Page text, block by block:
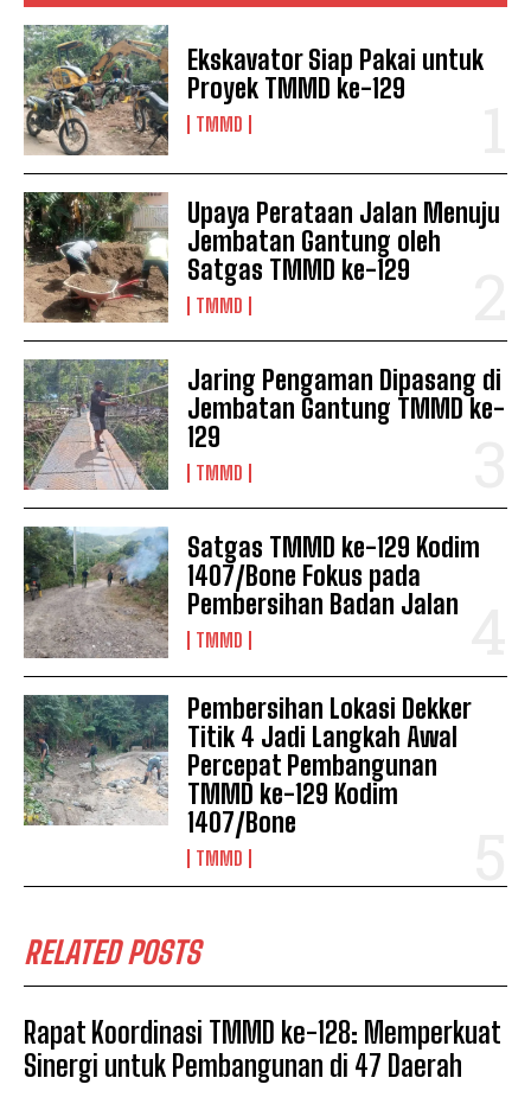
Ekskavator Siap Pakai untuk
Proyek TMMD ke-129
TMMD
Upaya Perataan Jalan Menuju
Jembatan Gantung oleh
Satgas TMMD ke-129
TMMD
Jaring Pengaman Dipasang di
Jembatan Gantung TMMD ke-
129
TMMD
Satgas TMMD ke-129 Kodim
1407/Bone Fokus pada
Pembersihan Badan Jalan
TMMD
Pembersihan Lokasi Dekker
Titik 4 Jadi Langkah Awal
Percepat Pembangunan
TMMD ke-129 Kodim
1407/Bone
TMMD
RELATED POSTS
Rapat Koordinasi TMMD ke-128: Memperkuat
Sinergi untuk Pembangunan di 47 Daerah